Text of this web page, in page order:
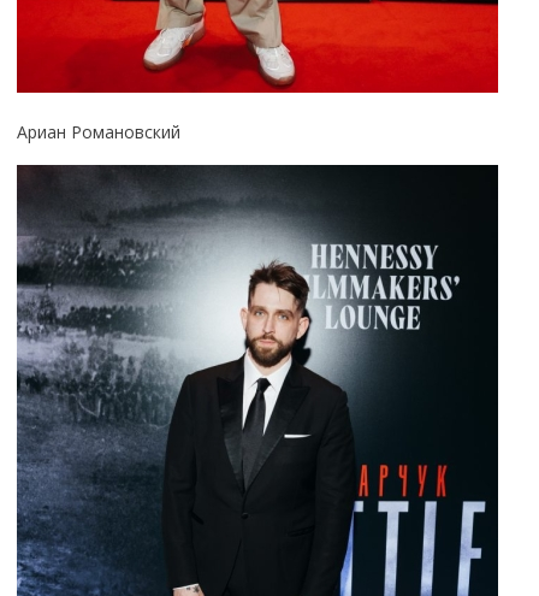
Ариан Романовский